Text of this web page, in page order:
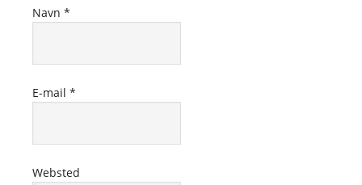
Navn *
E-mail *
Websted